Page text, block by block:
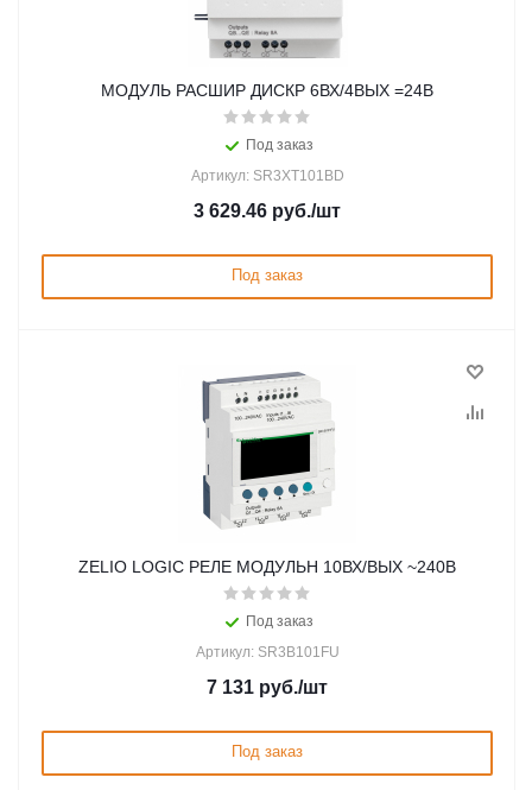
МОДУЛЬ РАСШИР ДИСКР 6ВХ/4ВЫХ =24В
Под заказ
Артикул: SR3XT101BD
3 629.46 руб./шт
Под заказ
ZELIO LOGIC РЕЛЕ МОДУЛЬН 10ВХ/ВЫХ ~240В
Под заказ
Артикул: SR3B101FU
7 131 руб./шт
Под заказ